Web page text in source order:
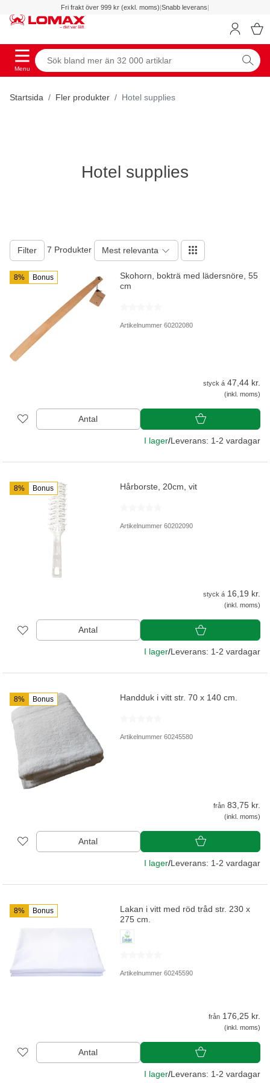
Fri frakt över 999 kr (exkl. moms)|Snabb leverans|
Menu
Startsida Fler produkter Hotel supplies
Hotel supplies
Filter 7 Produkter Mest relevanta
8% Bonus
Skohorn, bokträ med lädersnöre, 55
cm
Artikelnummer 60202080
styck á 47,44 kr.
(inkl. moms)
Antal
I lager/Leverans: 1-2 vardagar
8% Bonus Hårborste, 20cm, vit
Artikelnummer 60202090
styck á 16,19 kr.
(inkl. moms)
Antal
I lager/Leverans: 1-2 vardagar
8% Bonus Handduk i vitt str. 70 x 140 cm.
Artikelnummer 60245580
från 83,75 kr.
(inkl. moms)
Antal
I lager/Leverans: 1-2 vardagar
8% Bonus
Lakan i vitt med röd tråd str. 230 x
275 cm.
Artikelnummer 60245590
från 176,25 kr.
(inkl. moms)
Antal
I lager/Leverans: 1-2 vardagar